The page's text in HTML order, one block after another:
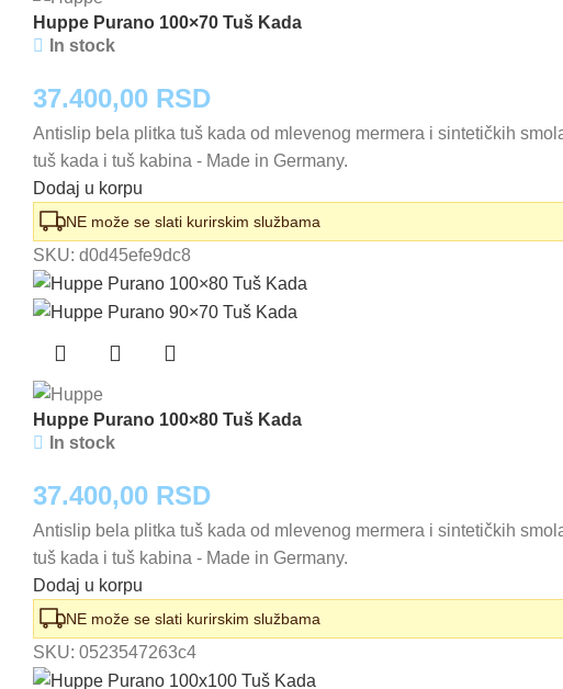
Huppe Purano 100×70 Tuš Kada
In stock
37.400,00 RSD
Antislip bela plitka tuš kada od mlevenog mermera i sintetičkih
tuš kada i tuš kabina - Made in Germany.
Dodaj u korpu
NE može se slati kurirskim službama
SKU: d0d45efe9dc8
Huppe Purano 100×80 Tuš Kada
In stock
37.400,00 RSD
Antislip bela plitka tuš kada od mlevenog mermera i sintetičkih
tuš kada i tuš kabina - Made in Germany.
Dodaj u korpu
NE može se slati kurirskim službama
SKU: 0523547263c4